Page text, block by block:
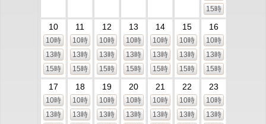
15時
10
10時
13時
15時
11
10時
13時
15時
12
10時
13時
15時
13
10時
13時
15時
14
10時
13時
15時
15
10時
13時
15時
16
10時
13時
15時
17
10時
13時
18
10時
13時
19
10時
13時
20
10時
13時
21
10時
13時
22
10時
13時
23
10時
13時